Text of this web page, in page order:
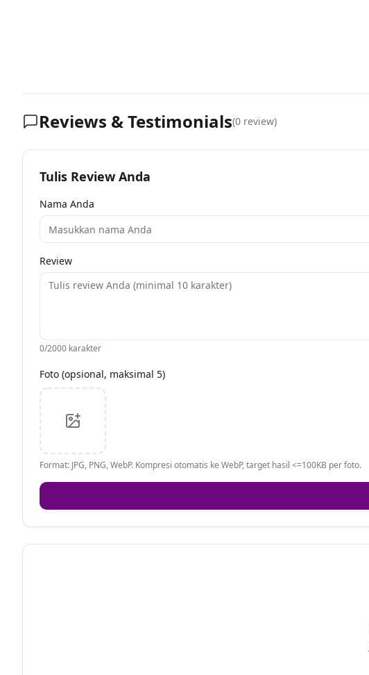
Reviews & Testimonials(0 review)
Tulis Review Anda
Nama Anda
Review
0/2000 karakter
Foto (opsional, maksimal 5)
Format: JPG, PNG, WebP. Kompresi otomatis ke WebP, target hasil <=100KB per foto.